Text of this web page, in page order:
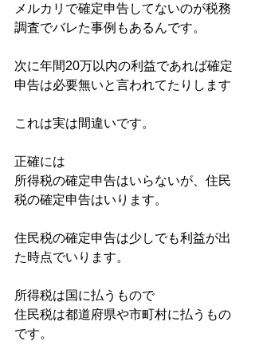
メルカリで確定申告してないのが税務
調査でバレた事例もあるんです。
次に年間20万以内の利益であれば確定
申告は必要無いと言われてたりします
これは実は間違いです。
正確には
所得税の確定申告はいらないが、住民
税の確定申告はいります。
住民税の確定申告は少しでも利益が出
た時点でいります。
所得税は国に払うもので
住民税は都道府県や市町村に払うもの
です。